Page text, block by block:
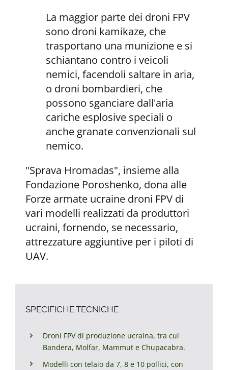
La maggior parte dei droni FPV
sono droni kamikaze, che
trasportano una munizione e si
schiantano contro i veicoli
nemici, facendoli saltare in aria,
o droni bombardieri, che
possono sganciare dall'aria
cariche esplosive speciali o
anche granate convenzionali sul
nemico.
"Sprava Hromadas", insieme alla
Fondazione Poroshenko, dona alle
Forze armate ucraine droni FPV di
vari modelli realizzati da produttori
ucraini, fornendo, se necessario,
attrezzature aggiuntive per i piloti di
UAV.
SPECIFICHE TECNICHE
Droni FPV di produzione ucraina, tra cui
Bandera, Molfar, Mammut e Chupacabra.
Modelli con telaio da 7, 8 e 10 pollici, con